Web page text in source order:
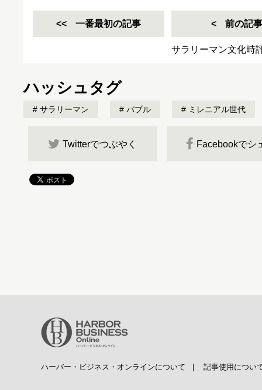
一番最初の記事 前の記事
サラリーマン文化時
ハッシュタグ
サラリーマン バブル ミレニアル世代
Twitterでつぶやく Facebookでシ
ハーバー・ビジネス・オンラインについて 記事使用につい